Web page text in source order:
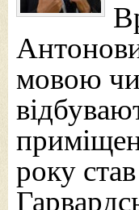
мовою чи
року